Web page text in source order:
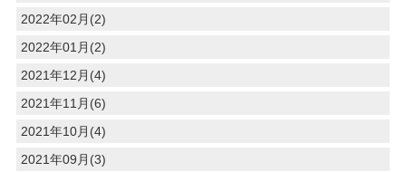
2022年02月(2)
2022年01月(2)
2021年12月(4)
2021年11月(6)
2021年10月(4)
2021年09月(3)